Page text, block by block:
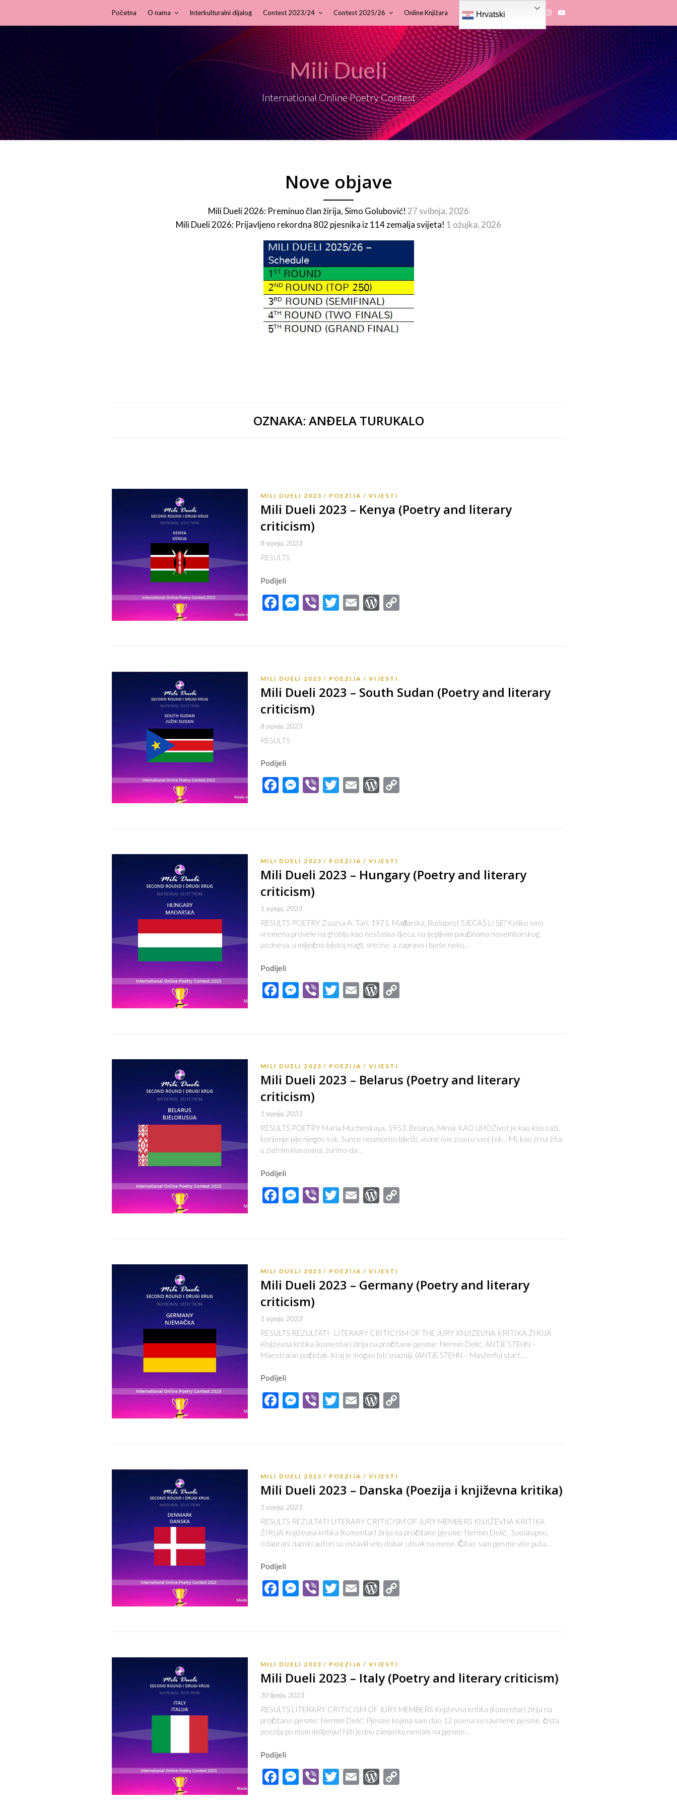
Početna O nama Interkulturalni dijalog Contest 2023/24 Contest 2025/26 Online Knjižara Hrvatski
Mili Dueli
International Online Poetry Contest
Nove objave
Mili Dueli 2026: Preminuo član žirija, Simo Golubović! 27 svibnja, 2026
Mili Dueli 2026: Prijavljeno rekordna 802 pjesnika iz 114 zemalja svijeta! 1 ožujka, 2026
OZNAKA: ANĐELA TURUKALO
MILI DUELI 2023 POEZIJA VIJESTI
Mili Dueli 2023 – Kenya (Poetry and literary
criticism)
8 srpnja, 2023
RESULTS
Podijeli
Facebook
Messenger
ViberTwitter
EmailWordPress
MILI DUELI 2023 POEZIJA VIJESTI
Mili Dueli 2023 – South Sudan (Poetry and literary
criticism)
8 srpnja, 2023
RESULTS
Podijeli
Facebook
Messenger
ViberTwitter
EmailWordPress
MILI DUELI 2023 POEZIJA VIJESTI
Mili Dueli 2023 – Hungary (Poetry and literary
criticism)
1 srpnja, 2023
RESULTS POETRY Zsuzsa A. Túri, 1971. Mađarska, Budapest SJEĆAŠ LI SE? Koliko smo
vremena provele na groblju kao nestašna djeca, na ljepljivim paučinama novembarskog
podneva, u mliječno bijeloj magli, srećne, a zapravo i bješe neko…
Podijeli
Facebook
Messenger
ViberTwitter
EmailWordPress
MILI DUELI 2023 POEZIJA VIJESTI
Mili Dueli 2023 – Belarus (Poetry and literary
criticism)
1 srpnja, 2023
RESULTS POETRY Maria Muchinskaya, 1953. Belarus, Minsk KAO UHOŽivot je kao klas raži,
korijenje pije njegov sok. Sunce neumorno blješti, visine nas zovu u svoj tok… Mi, kao zrna žita,
u zlatnim klasovima, žurimo da…
Podijeli
Facebook
Messenger
ViberTwitter
EmailWordPress
MILI DUELI 2023 POEZIJA VIJESTI
Mili Dueli 2023 – Germany (Poetry and literary
criticism)
1 srpnja, 2023
RESULTS REZULTATI LITERARY CRITICISM OF THE JURY KNJIŽEVNA KRITIKA ŽIRIJA
Književna kritika (komentar) žirija na pročitane pjesme: Nermin Delić: ANTJE STEHN –
Maestralan početak. Kraj je mogao biti snažniji. (ANTJE STEHN – Masterful start.…
Podijeli
Facebook
Messenger
ViberTwitter
EmailWordPress
MILI DUELI 2023 POEZIJA VIJESTI
Mili Dueli 2023 – Danska (Poezija i književna kritika)
1 srpnja, 2023
RESULTS REZULTATI LITERARY CRITICISM OF JURY MEMBERS KNJIŽEVNA KRITIKA
ŽIRIJA Književna kritika (komentar) žirija na pročitane pjesme: Nermin Delić: Sveukupno,
odabrani danski autori su ostavili vrlo dobar utisak na mene. Čitao sam pjesme više puta…
Podijeli
Facebook
Messenger
ViberTwitter
EmailWordPress
MILI DUELI 2023 POEZIJA VIJESTI
Mili Dueli 2023 – Italy (Poetry and literary criticism)
30 lipnja, 2023
RESULTS LITERARY CRITICISM OF JURY MEMBERS Književna kritika (komentar) žirija na
pročitane pjesme: Nermin Delić: Pjesme kojima sam dao 12 poena su savršene pjesme, čista
poezija po mom mišljenju! Niti jednu zamjerku nemam na pjesme…
Podijeli
Facebook
Messenger
ViberTwitter
EmailWordPress